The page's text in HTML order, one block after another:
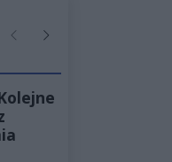
PoprzednieNastępne